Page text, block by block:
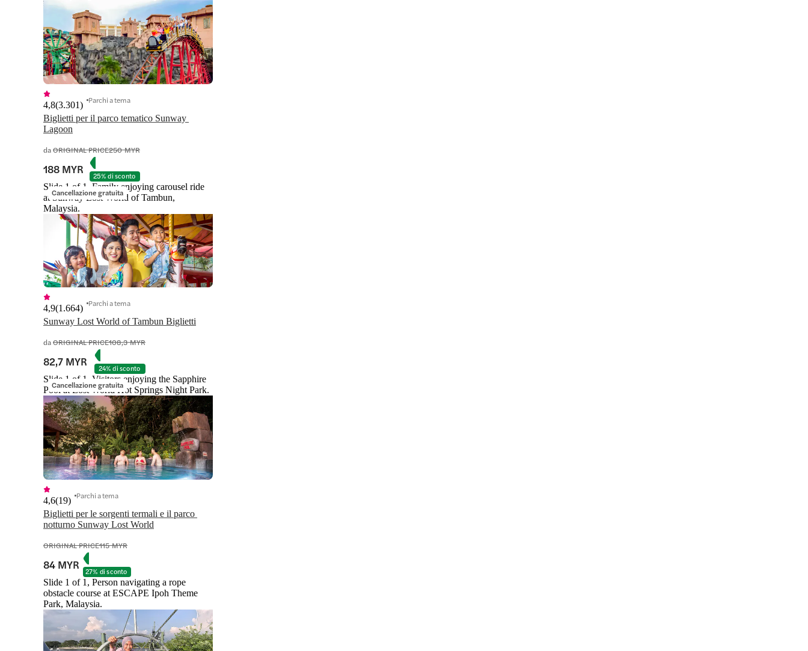
Biglietti per il parco tematico Sunway
Lagoon
4,8(3.301) Parchi a tema
daORIGINAL PRICE250 MYR
188 MYR 25% di sconto
Cancellazione gratuita
Slide 1 of 1, Family enjoying carousel ride
at Sunway Lost World of Tambun,
Malaysia.
Sunway Lost World of Tambun Biglietti
4,9(1.664) Parchi a tema
daORIGINAL PRICE108,3 MYR
82,7 MYR 24% di sconto
Cancellazione gratuita
Slide 1 of 1, Visitors enjoying the Sapphire
Pool at Lost World Hot Springs Night Park.
Biglietti per le sorgenti termali e il parco
notturno Sunway Lost World
4,6(19) Parchi a tema
ORIGINAL PRICE115 MYR
84 MYR 27% di sconto
Slide 1 of 1, Person navigating a rope
obstacle course at ESCAPE Ipoh Theme
Park, Malaysia.